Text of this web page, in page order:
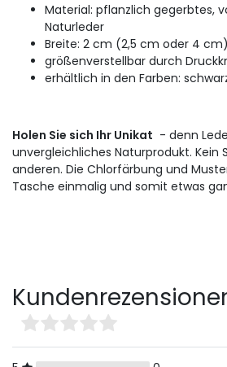
Material: pflanzlich gegerbtes,
Naturleder
Breite: 2 cm (2,5 cm oder 4 cm)
größenverstellbar durch
erhältlich in den Farben:
Holen Sie sich Ihr Unikat - denn
unvergleichliches Naturprodukt. Kein
anderen. Die Chlorfärbung und
Tasche einmalig und somit etwas